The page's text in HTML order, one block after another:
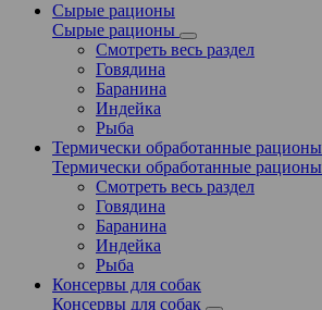
Сырые рационы
Сырые рационы
Смотреть весь раздел
Говядина
Баранина
Индейка
Рыба
Термически обработанные рационы
Термически обработанные рационы
Смотреть весь раздел
Говядина
Баранина
Индейка
Рыба
Консервы для собак
Консервы для собак